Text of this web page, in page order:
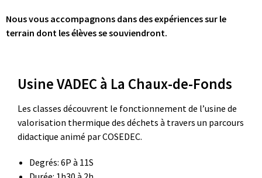
Nous vous accompagnons dans des expériences sur le
terrain dont les élèves se souviendront.
Usine VADEC à La Chaux-de-Fonds
Les classes découvrent le fonctionnement de l’usine de
valorisation thermique des déchets à travers un parcours
didactique animé par COSEDEC.
Degrés: 6P à 11S